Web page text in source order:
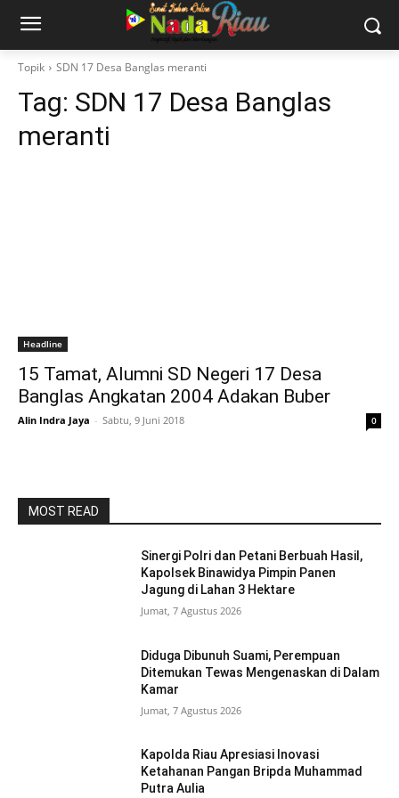
Topik SDN 17 Desa Banglas meranti
Tag: SDN 17 Desa Banglas
meranti
Headline
15 Tamat, Alumni SD Negeri 17 Desa
Banglas Angkatan 2004 Adakan Buber
Alin Indra Jaya - Sabtu, 9 Juni 2018 0
MOST READ
Sinergi Polri dan Petani Berbuah Hasil,
Kapolsek Binawidya Pimpin Panen
Jagung di Lahan 3 Hektare
Jumat, 7 Agustus 2026
Diduga Dibunuh Suami, Perempuan
Ditemukan Tewas Mengenaskan di Dalam
Kamar
Jumat, 7 Agustus 2026
Kapolda Riau Apresiasi Inovasi
Ketahanan Pangan Bripda Muhammad
Putra Aulia